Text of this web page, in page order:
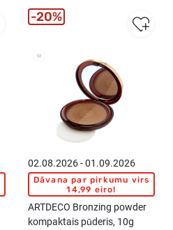
02.08.2026 - 01.09.2026
Dāvana par pirkumu virs
14,99 eiro!
ARTDECO Bronzing powder
kompaktais pūderis, 10g
20%